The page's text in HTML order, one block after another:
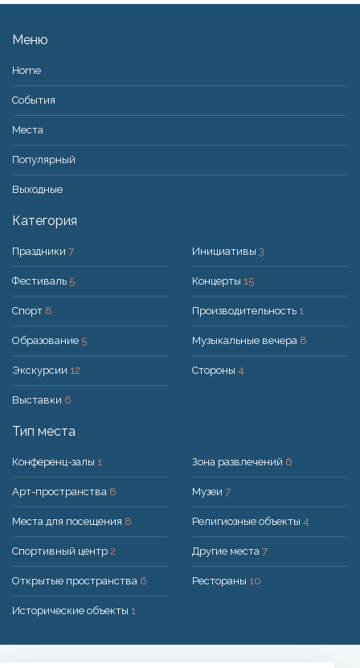
Меню
Home
События
Места
Популярный
Bыходные
Категория
Праздники 7
Фестиваль 5
Спорт 8
Образование 5
Экскурсии 12
Выставки 6
Инициативы 3
Концерты 15
Производительность 1
Музыкальные вечера 8
Стороны 4
Тип места
Конференц-залы 1
Арт-пространства 8
Места для посещения 8
Спортивный центр 2
Открытые пространства 6
Исторические объекты 1
Зона развлечений 6
Музеи 7
Религиозные объекты 4
Другие места 7
Рестораны 10